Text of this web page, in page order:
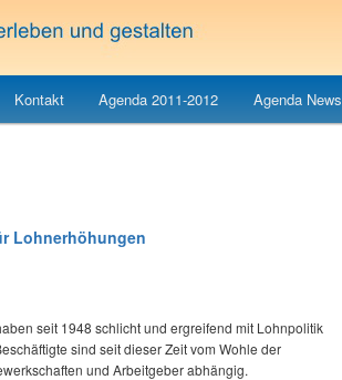
Kontakt Agenda 2011-2012 Agenda News
Lohnerhöhungen
seit 1948 schlicht und ergreifend mit Lohnpolitik
sind seit dieser Zeit vom Wohle der
und Arbeitgeber abhängig.